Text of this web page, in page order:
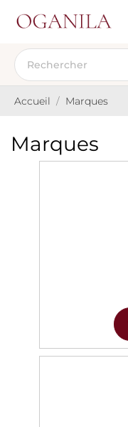
Accueil Marques
Marques